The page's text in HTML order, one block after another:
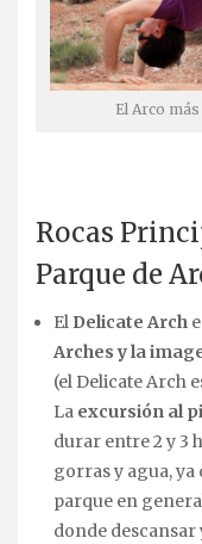
El Arco
Rocas
Parque de
El Delicate Arch
Arches y la
(el Delicate Arch
La excursión al
durar entre 2 y 3
gorras y agua, ya
parque en
donde descansar